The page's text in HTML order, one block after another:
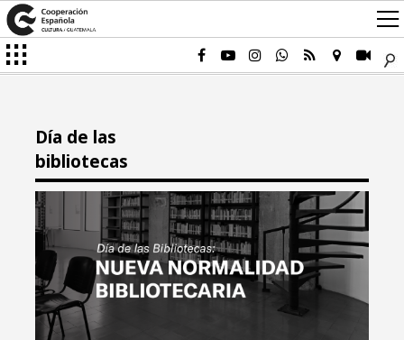
Día de las
bibliotecas